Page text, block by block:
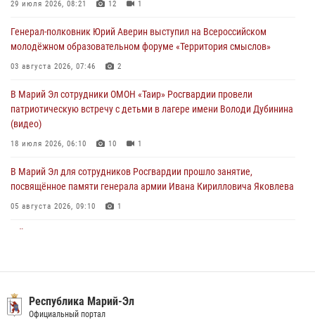
празднования Дня ВДВ и проведения матчевого турнира на Кубок
Раимкуля Малахбекова
03 августа 2026, 06:52 7
Центральная войсковая комендатура Росгвардии отмечает день
образования 2 августа
02 августа 2026, 11:44
29 июля 2026, 08:21 12 1
Генерал-полковник Юрий Аверин выступил на Всероссийском
молодёжном образовательном форуме «Территория смыслов»
03 августа 2026, 07:46 2
В Марий Эл сотрудники ОМОН «Таир» Росгвардии провели
патриотическую встречу с детьми в лагере имени Володи Дубинина
(видео)
18 июля 2026, 06:10 10 1
В Марий Эл для сотрудников Росгвардии прошло занятие,
посвящённое памяти генерала армии Ивана Кирилловича Яковлева
05 августа 2026, 09:10 1
В Марий Эл сотрудники Росгвардии присоединились к масштабной
донорской акции (видео)
Республика Марий-Эл
Официальный портал